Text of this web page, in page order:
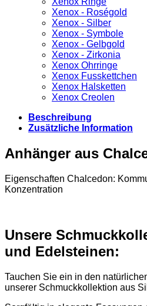
Xenox - Roségold
Xenox - Silber
Xenox - Symbole
Xenox - Gelbgold
Xenox - Zirkonia
Xenox Ohrringe
Xenox Fusskettchen
Xenox Halsketten
Xenox Creolen
Beschreibung
Zusätzliche Information
Anhänger aus
Eigenschaften Chalcedon:
Konzentration
Unsere
und Edelsteinen:
Tauchen Sie ein in den
unserer Schmuckkollektion aus